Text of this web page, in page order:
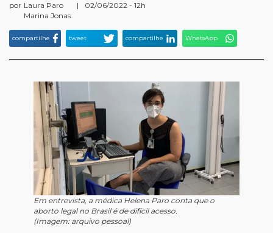
por Laura Paro
Marina Jonas
| 02/06/2022 - 12h
compartilhe tweet compartilhe WhatsApp
Em entrevista, a médica Helena Paro conta que o
aborto legal no Brasil é de difícil acesso.
(Imagem: arquivo pessoal)